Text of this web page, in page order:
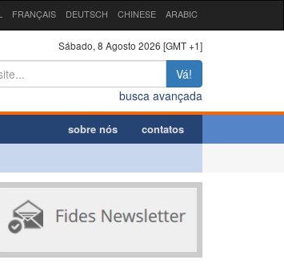
FRANÇAIS DEUTSCH CHINESE ARABIC
Sábado, 8 Agosto 2026 [GMT +1]
Vá!
busca avançada
sobre nós contatos